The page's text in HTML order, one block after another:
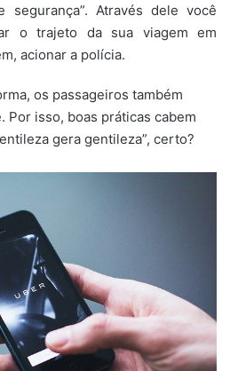
segurança”. Através dele você
o trajeto da sua viagem em
acionar a polícia.
os passageiros também
Por isso, boas práticas cabem
gera gentileza”, certo?